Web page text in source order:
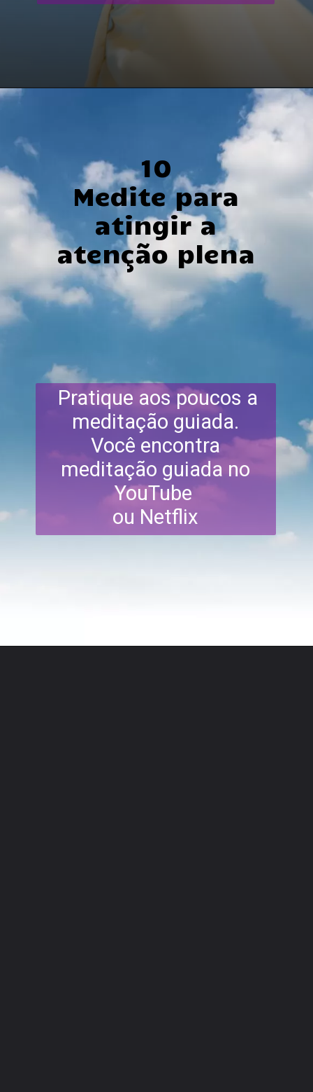
Pratique aos poucos a
meditação guiada.
Você encontra
meditação guiada no
YouTube
ou Netflix
10
Medite para
atingir a
atenção plena